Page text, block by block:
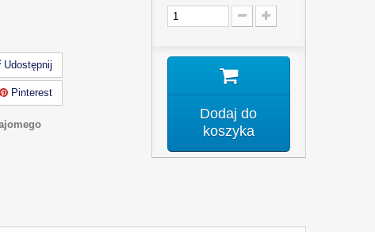
Udostępnij
Pinterest
Dodaj do
koszyka